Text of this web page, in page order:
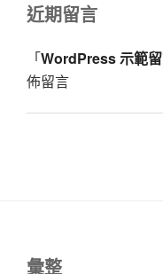
近期留言
「WordPress 示範
佈留言
彙整